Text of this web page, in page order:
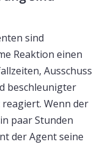
sind
Reaktion einen
Ausschuss
beschleunigter
Wenn der
paar Stunden
der Agent seine